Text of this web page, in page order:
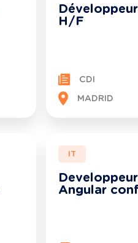
H/F
CDI
MADRID
IT
Angular